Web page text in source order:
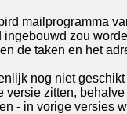
mailprogramma
zou
de taken en het
nog niet
zitten,
- in vorige versies